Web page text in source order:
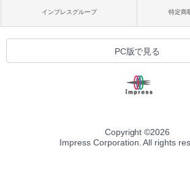
インプレスグループ 特定商
PC版で見る
Copyright ©2026
Impress Corporation. All rights